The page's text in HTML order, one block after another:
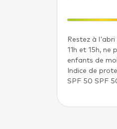
Restez à
11h et 15h, ne
enfants de
Indice de
SPF 50 SPF